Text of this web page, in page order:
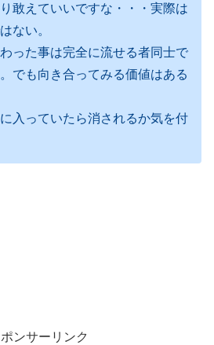
敢えていいですな・・・実際は
ない。
った事は完全に流せる者同士で
でも向き合ってみる価値はある
入っていたら消されるか気を付
ンサーリンク